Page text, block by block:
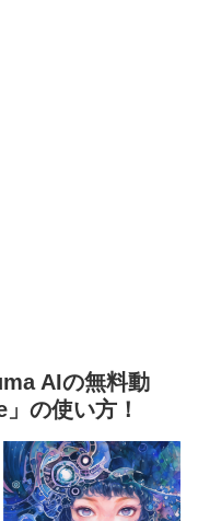
AIの無料動
の使い方！